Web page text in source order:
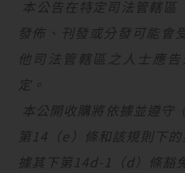
本公告在特定司法管轄區
發佈、刊發或分發可能會
他司法管轄區之人士應
定。
本公開收購將依據並遵守
第14 （e ）條和該規則下的
據其下第14d-1 （d）條豁